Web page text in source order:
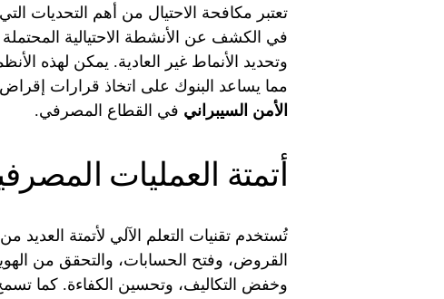
تعتبر مكافحة الاحتيال من أهم التحديات
في الكشف عن الأنشطة الاحتيالية
وتحديد الأنماط غير العادية. يمكن لهذه
مما يساعد البنوك على اتخاذ قرارات
الأمن السيبراني في القطاع المصرفي.
أتمتة العمليات
تُستخدم تقنيات التعلم الآلي لأتمتة العديد
القروض، وفتح الحسابات، والتحقق من
وخفض التكاليف، وتحسين الكفاءة. كما تسمح